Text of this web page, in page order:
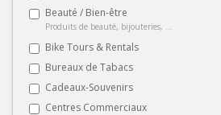
Beauté / Bien-être
Produits de beauté, bijouteries, ...
Bike Tours & Rentals
Bureaux de Tabacs
Cadeaux-Souvenirs
Centres Commerciaux